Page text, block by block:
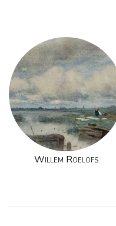
Willem Roelofs